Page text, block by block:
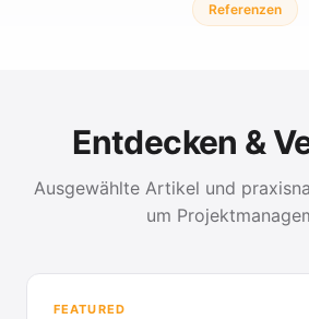
Referenzen
Entdecken &
Ausgewählte Artikel und
um
FEATURED